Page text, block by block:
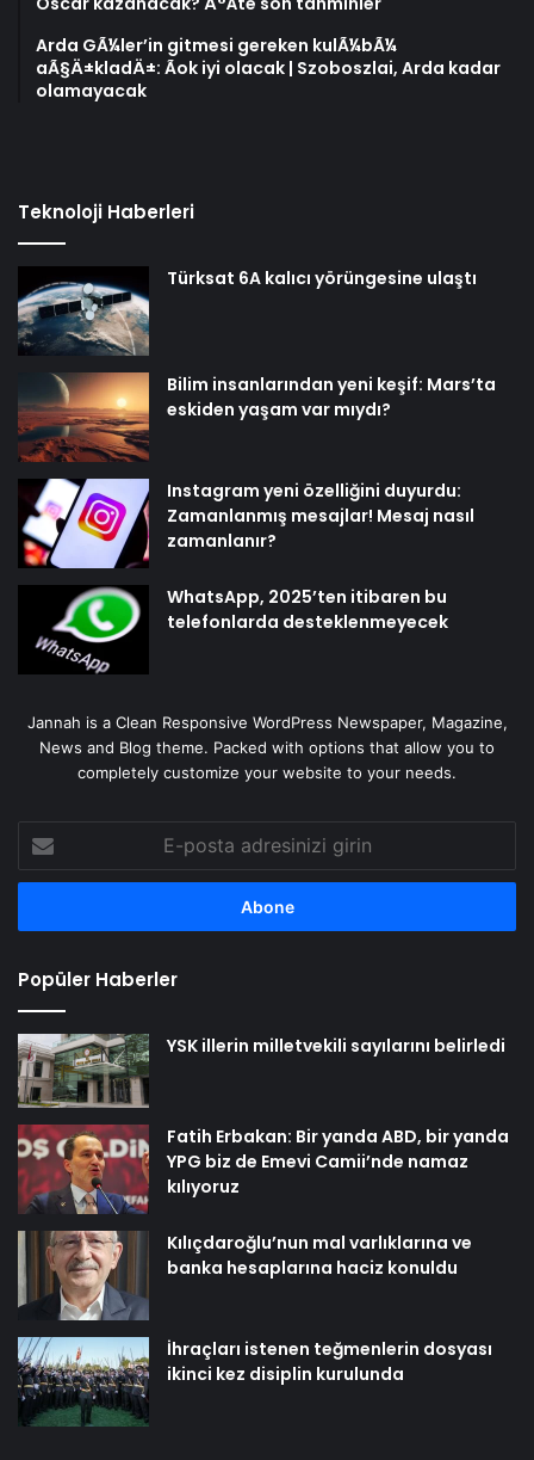
Arda GÃ¼ler’in gitmesi gereken kulÃ¼bÃ¼
aÃ§Ä±kladÄ±: Ãok iyi olacak | Szoboszlai, Arda kadar
olamayacak
Teknoloji Haberleri
Türksat 6A kalıcı yörüngesine ulaştı
Bilim insanlarından yeni keşif: Mars’ta
eskiden yaşam var mıydı?
Instagram yeni özelliğini duyurdu:
Zamanlanmış mesajlar! Mesaj nasıl
zamanlanır?
WhatsApp, 2025’ten itibaren bu
telefonlarda desteklenmeyecek
Jannah is a Clean Responsive WordPress Newspaper, Magazine,
News and Blog theme. Packed with options that allow you to
completely customize your website to your needs.
posta
adresinizi
Popüler Haberler
YSK illerin milletvekili sayılarını belirledi
Fatih Erbakan: Bir yanda ABD, bir yanda
YPG biz de Emevi Camii’nde namaz
kılıyoruz
Kılıçdaroğlu’nun mal varlıklarına ve
banka hesaplarına haciz konuldu
İhraçları istenen teğmenlerin dosyası
ikinci kez disiplin kurulunda